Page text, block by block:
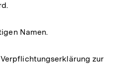
Namen.
zur